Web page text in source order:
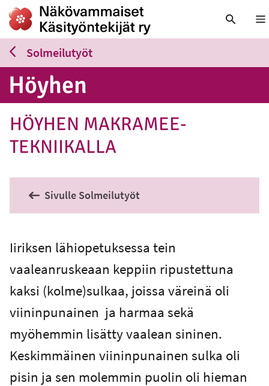
Solmeilutyöt
Höyhen
HÖYHEN MAKRAMEE-
TEKNIIKALLA
Sivulle Solmeilutyöt
Iiriksen lähiopetuksessa tein
vaaleanruskeaan keppiin ripustettuna
kaksi (kolme)sulkaa, joissa väreinä oli
viininpunainen ja harmaa sekä
myöhemmin lisätty vaalean sininen.
Keskimmäinen viininpunainen sulka oli
pisin ja sen molemmin puolin oli hieman